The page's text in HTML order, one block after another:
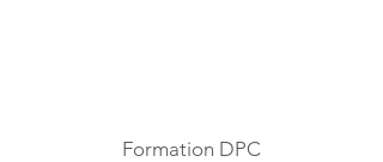
Formation DPC